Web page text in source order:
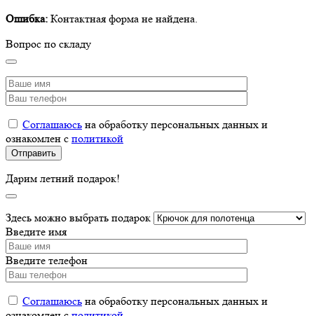
Ошибка: Контактная форма не найдена.
Вопрос по складу
Соглашаюсь на обработку персональных данных и
ознакомлен с политикой
Дарим летний подарок!
Здесь можно выбрать подарок
Введите имя
Введите телефон
Соглашаюсь на обработку персональных данных и